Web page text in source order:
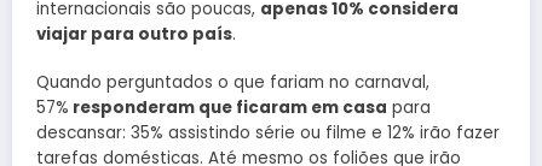
internacionais são poucas, apenas 10% considera
viajar para outro país.
Quando perguntados o que fariam no carnaval,
57% responderam que ficaram em casa para
descansar: 35% assistindo série ou filme e 12% irão fazer
tarefas domésticas. Até mesmo os foliões que irão